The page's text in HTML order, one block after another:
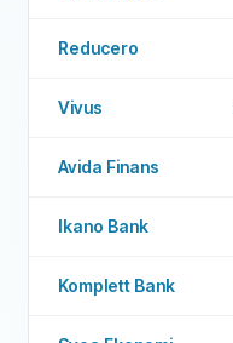
Reducero
Vivus
Avida Finans
Ikano Bank
Komplett Bank